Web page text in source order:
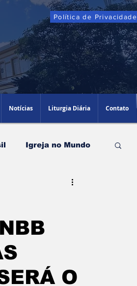
Política de Privacidade
Notícias Liturgia Diária Contato
Igreja no Mundo
O